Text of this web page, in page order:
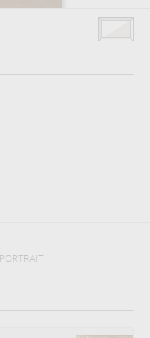
PORTRAIT